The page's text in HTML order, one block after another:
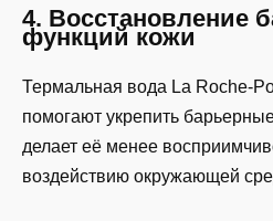
4. Восстановление
функций кожи
Термальная вода La Roche-
помогают укрепить
делает её менее
воздействию окружающей